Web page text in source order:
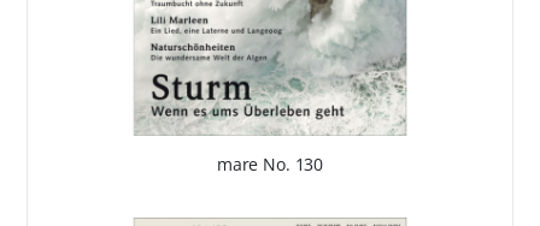
mare No. 130